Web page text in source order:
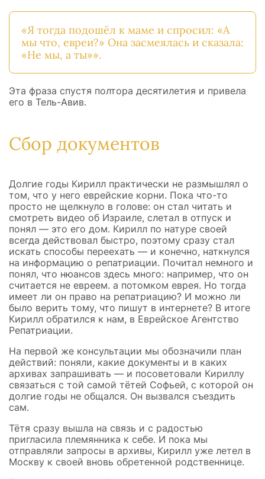
«Я тогда подошёл к маме и спросил: «А
мы что, евреи?» Она засмеялась и сказала:
«Не мы, а ты»».
Эта фраза спустя полтора десятилетия и привела
его в Тель-Авив.
Сбор документов
Долгие годы Кирилл практически не размышлял о
том, что у него еврейские корни. Пока что-то
просто не щелкнуло в голове: он стал читать и
смотреть видео об Израиле, слетал в отпуск и
понял — это его дом. Кирилл по натуре своей
всегда действовал быстро, поэтому сразу стал
искать способы переехать — и конечно, наткнулся
на информацию о репатриации. Почитал немного и
понял, что нюансов здесь много: например, что он
считается не евреем. а потомком еврея. Но тогда
имеет ли он право на репатриацию? И можно ли
было верить тому, что пишут в интернете? В итоге
Кирилл обратился к нам, в Еврейское Агентство
Репатриации.
На первой же консультации мы обозначили план
действий: поняли, какие документы и в каких
архивах запрашивать — и посоветовали Кириллу
связаться с той самой тётей Софьей, с которой он
долгие годы не общался. Он вызвался съездить
сам.
Тётя сразу вышла на связь и с радостью
пригласила племянника к себе. И пока мы
отправляли запросы в архивы, Кирилл уже летел в
Москву к своей вновь обретенной родственнице.